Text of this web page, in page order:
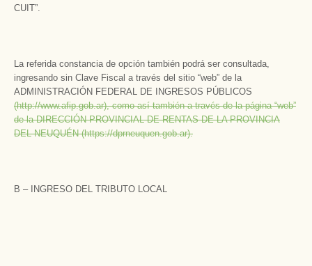
CUIT”.
La referida constancia de opción también podrá ser consultada,
ingresando sin Clave Fiscal a través del sitio “web” de la
ADMINISTRACIÓN FEDERAL DE INGRESOS PÚBLICOS
(http://www.afip.gob.ar), como así también a través de la página “web”
de la DIRECCIÓN PROVINCIAL DE RENTAS DE LA PROVINCIA
DEL NEUQUÉN (https://dprneuquen.gob.ar).
B – INGRESO DEL TRIBUTO LOCAL